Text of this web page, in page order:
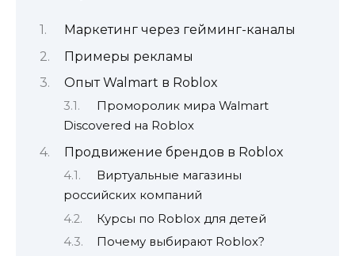
Маркетинг через гейминг-каналы
Примеры рекламы
Опыт Walmart в Roblox
Проморолик мира Walmart
Discovered на Roblox
Продвижение брендов в Roblox
Виртуальные магазины
российских компаний
Курсы по Roblox для детей
Почему выбирают Roblox?